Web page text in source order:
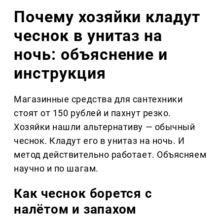
Почему хозяйки кладут
чеснок в унитаз на
ночь: объяснение и
инструкция
Магазинные средства для сантехники
стоят от 150 рублей и пахнут резко.
Хозяйки нашли альтернативу — обычный
чеснок. Кладут его в унитаз на ночь. И
метод действительно работает. Объясняем
научно и по шагам.
Как чеснок борется с
налётом и запахом